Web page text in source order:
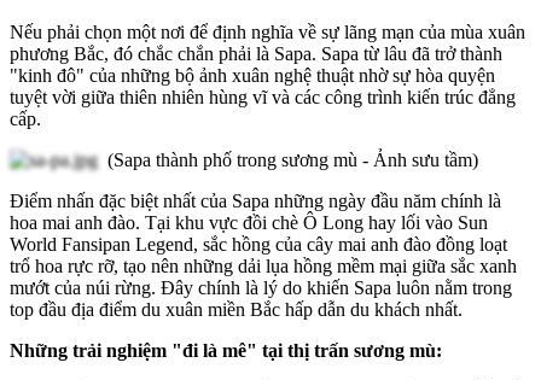
Nếu phải chọn một nơi để định nghĩa về sự lãng mạn của mùa xuân
phương Bắc, đó chắc chắn phải là Sapa. Sapa từ lâu đã trở thành
"kinh đô" của những bộ ảnh xuân nghệ thuật nhờ sự hòa quyện
tuyệt vời giữa thiên nhiên hùng vĩ và các công trình kiến trúc đẳng
cấp.
(Sapa thành phố trong sương mù - Ảnh sưu tầm)
Điểm nhấn đặc biệt nhất của Sapa những ngày đầu năm chính là
hoa mai anh đào. Tại khu vực đồi chè Ô Long hay lối vào Sun
World Fansipan Legend, sắc hồng của cây mai anh đào đồng loạt
trổ hoa rực rỡ, tạo nên những dải lụa hồng mềm mại giữa sắc xanh
mướt của núi rừng. Đây chính là lý do khiến Sapa luôn nằm trong
top đầu địa điểm du xuân miền Bắc hấp dẫn du khách nhất.
Những trải nghiệm "đi là mê" tại thị trấn sương mù: